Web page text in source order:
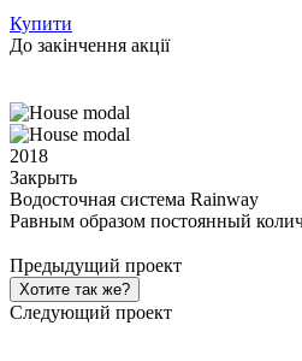
Купити
До закінчення акції
2018
Закрыть
Водосточная система Rainway
Равным образом постоянный
Предыдущий проект
Хотите так же?
Следующий проект